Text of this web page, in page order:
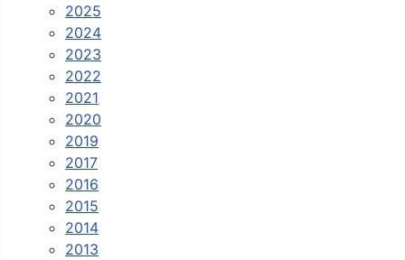
2025
2024
2023
2022
2021
2020
2019
2017
2016
2015
2014
2013